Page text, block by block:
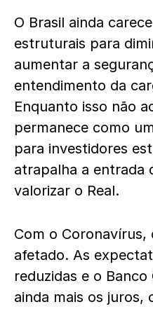
O Brasil ainda
estruturais para
aumentar a
entendimento da
Enquanto isso não
permanece como
para investidores
atrapalha a entrada
valorizar o Real.
Com o Coronavírus,
afetado. As
reduzidas e o
ainda mais os juros,